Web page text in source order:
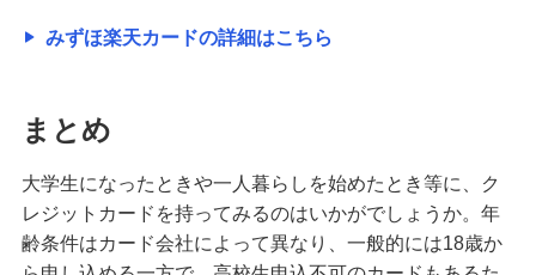
みずほ楽天カードの詳細はこちら
まとめ
大学生になったときや一人暮らしを始めたとき等に、ク
レジットカードを持ってみるのはいかがでしょうか。年
齢条件はカード会社によって異なり、一般的には18歳か